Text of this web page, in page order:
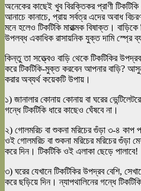
অনেকের কাছেই খুব বিরক্তিকর প্রাণী
আনাচে কানাচে, প্রায় সর্বত্র এদের অবাধ
মনে হলেও টিকটিকি মারাত্মক বিষাক্ত।
উপলব্ধ একাধিক রাসায়নিক যুক্ত দামি স্প্রে
কিন্তু তা সত্ত্বেও বাড়ি থেকে টিকটিকির
করে টিকটিকি-মুক্ত করবেন আপনার বাড়ি?
করার অব্যর্থ কয়েকটি উপায়।
১) জানালার কোনায় কোনায় বা ঘরের
গন্ধে টিকটিকি ধারে কাছেও ঘেঁষবে না।
২) গোলমরিচ বা শুকনা মরিচের গুঁড়া ৩-৪ কাপ
ওই গোলমরিচ বা শুকনা মরিচের মরিচের গুঁড়া
করে দিন। টিকটিকি ওই এলাকা ছেড়ে পালাবে!
৩) ঘরের যেখানে টিকটিকির উপদ্রব বেশি,
করে ছড়িয়ে দিন। ন্যাপথালিনের গন্ধে